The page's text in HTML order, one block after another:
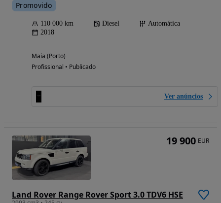
Promovido
110 000 km Diesel
Automática
2018
Maia (Porto)
Profissional • Publicado
Ver anúncios
Land Rover Range Rover Sport 3.0 TDV6 HSE
19 900 EUR